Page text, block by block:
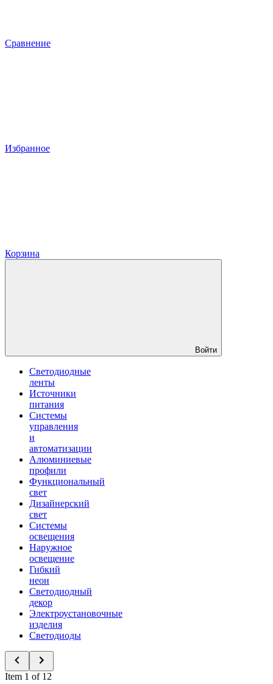
Сравнение
Избранное
Корзина
Войти
Светодиодные
ленты
Источники
питания
Системы
управления
и
автоматизации
Алюминиевые
профили
Функциональный
свет
Дизайнерский
свет
Системы
освещения
Наружное
освещение
Гибкий
неон
Светодиодный
декор
Электроустановочные
изделия
Светодиоды
Item 1 of 12